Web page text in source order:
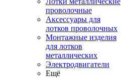
проволочные
Аксессуары для
лотков проволочных
Монтажные изделия
для лотков
металлических
Электродвигатели
Ещё